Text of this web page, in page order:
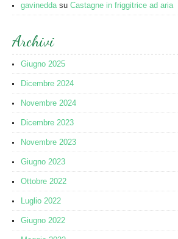
gavineddasuCastagne in friggitrice ad aria
Archivi
Giugno 2025
Dicembre 2024
Novembre 2024
Dicembre 2023
Novembre 2023
Giugno 2023
Ottobre 2022
Luglio 2022
Giugno 2022